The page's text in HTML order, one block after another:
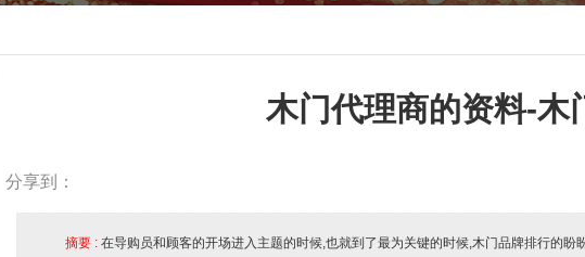
木门代理商的资料-木
分享到：
摘要 : 在导购员和顾客的开场进入主题的时候,也就到了最为关键的时候,木门品牌排行的